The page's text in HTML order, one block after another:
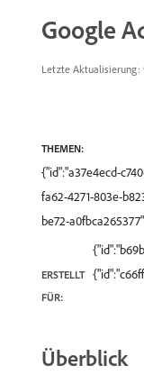
Google
Letzte Aktualisierung:
THEMEN:
{"id":"a37e4ecd-
fa62-4271-803e-
be72-
ERSTELLT
FÜR:
Überblick